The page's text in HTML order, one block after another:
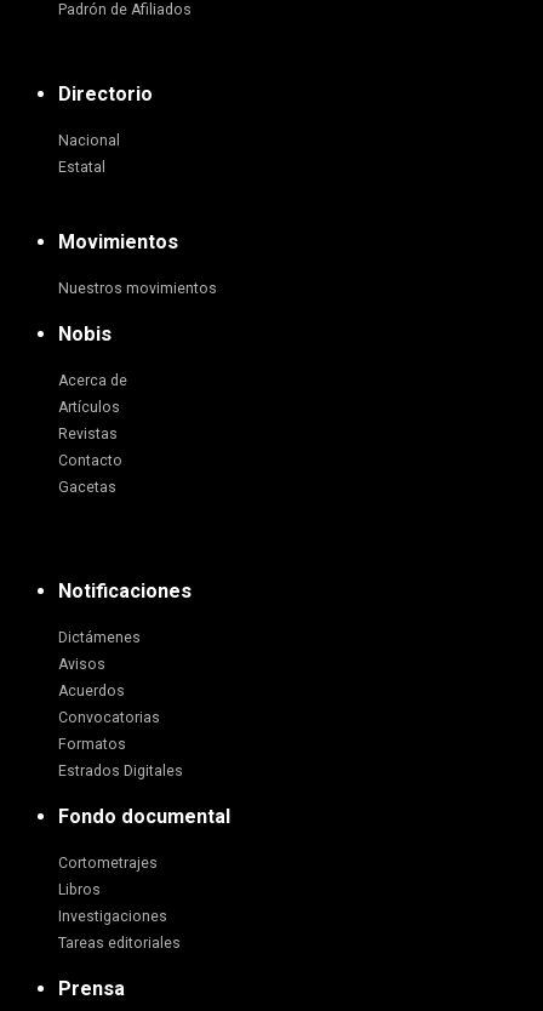
Padrón de Afiliados
Directorio
Nacional
Estatal
Movimientos
Nuestros movimientos
Nobis
Acerca de
Artículos
Revistas
Contacto
Gacetas
Notificaciones
Dictámenes
Avisos
Acuerdos
Convocatorias
Formatos
Estrados Digitales
Fondo documental
Cortometrajes
Libros
Investigaciones
Tareas editoriales
Prensa